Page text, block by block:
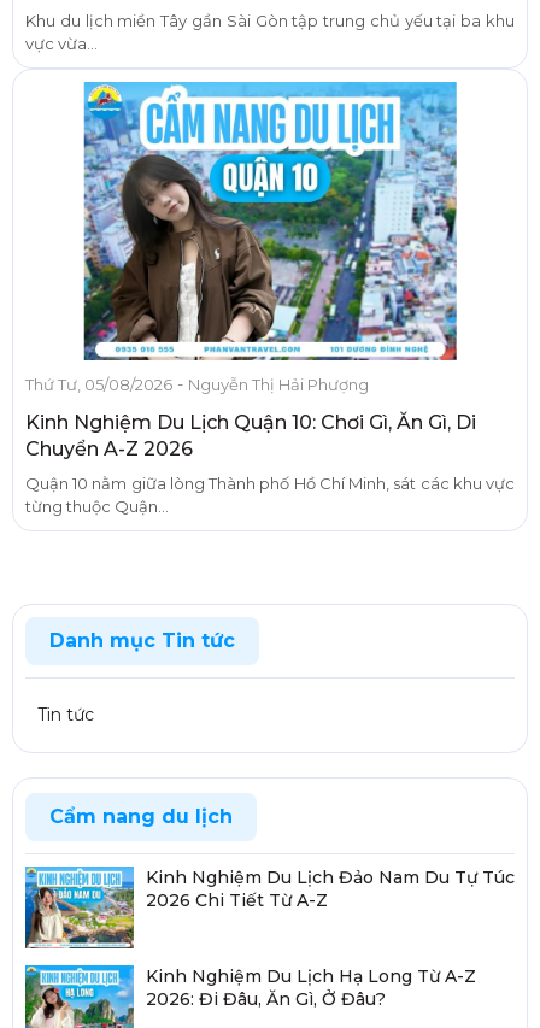
Khu du lịch miền Tây gần Sài Gòn tập trung chủ yếu tại ba khu
vực vừa...
Thứ Tư, 05/08/2026 - Nguyễn Thị Hải Phượng
Kinh Nghiệm Du Lịch Quận 10: Chơi Gì, Ăn Gì, Di
Chuyển A-Z 2026
Quận 10 nằm giữa lòng Thành phố Hồ Chí Minh, sát các khu vực
từng thuộc Quận...
Danh mục Tin tức
Tin tức
Cẩm nang du lịch
Kinh Nghiệm Du Lịch Đảo Nam Du Tự Túc
2026 Chi Tiết Từ A-Z
Kinh Nghiệm Du Lịch Hạ Long Từ A-Z
2026: Đi Đâu, Ăn Gì, Ở Đâu?